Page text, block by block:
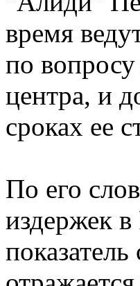
время
по вопросу
центра, и
сроках ее
По его
издержек в